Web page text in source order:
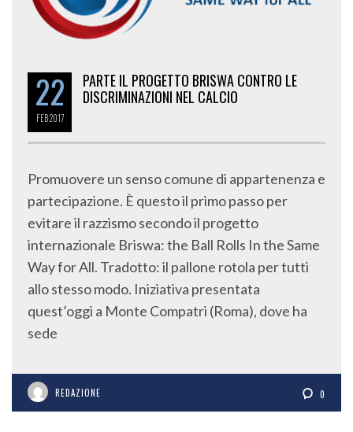
22
FEB2017
PARTE IL PROGETTO BRISWA CONTRO LE
DISCRIMINAZIONI NEL CALCIO
Promuovere un senso comune di appartenenza e
partecipazione. È questo il primo passo per
evitare il razzismo secondo il progetto
internazionale Briswa: the Ball Rolls In the Same
Way for All. Tradotto: il pallone rotola per tutti
allo stesso modo. Iniziativa presentata
quest’oggi a Monte Compatri (Roma), dove ha
sede
REDAZIONE 0